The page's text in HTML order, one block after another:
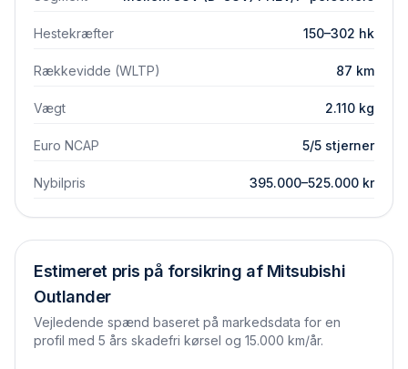
Hestekræfter 150–302 hk
Rækkevidde (WLTP) 87 km
Vægt 2.110 kg
Euro NCAP 5/5 stjerner
Nybilpris 395.000–525.000 kr
Estimeret pris på forsikring af Mitsubishi
Outlander
Vejledende spænd baseret på markedsdata for en
profil med 5 års skadefri kørsel og 15.000 km/år.